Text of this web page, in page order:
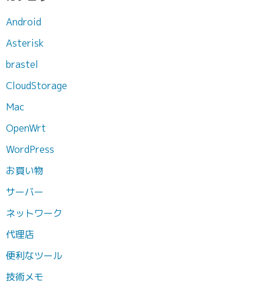
Android
Asterisk
brastel
CloudStorage
Mac
OpenWrt
WordPress
お買い物
サーバー
ネットワーク
代理店
便利なツール
技術メモ